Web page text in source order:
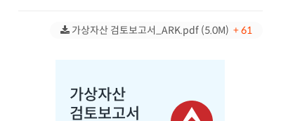
가상자산 검토보고서_ARK.pdf (5.0M)+ 61